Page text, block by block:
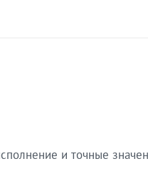
и точные